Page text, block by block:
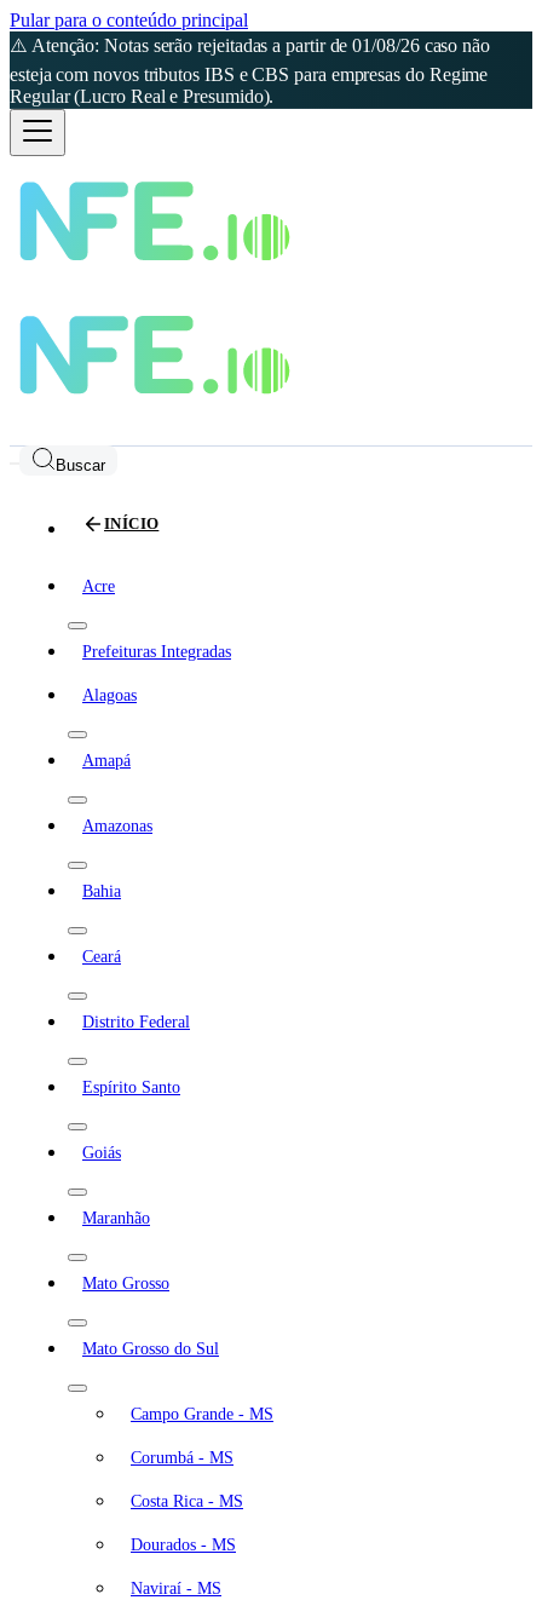
Pular para o conteúdo principal
⚠️ Atenção: Notas serão rejeitadas a partir de 01/08/26 caso não
esteja com novos tributos IBS e CBS para empresas do Regime
Regular (Lucro Real e Presumido).
Buscar
INÍCIO
Acre
Prefeituras Integradas
Alagoas
Amapá
Amazonas
Bahia
Ceará
Distrito Federal
Espírito Santo
Goiás
Maranhão
Mato Grosso
Mato Grosso do Sul
Campo Grande - MS
Corumbá - MS
Costa Rica - MS
Dourados - MS
Naviraí - MS